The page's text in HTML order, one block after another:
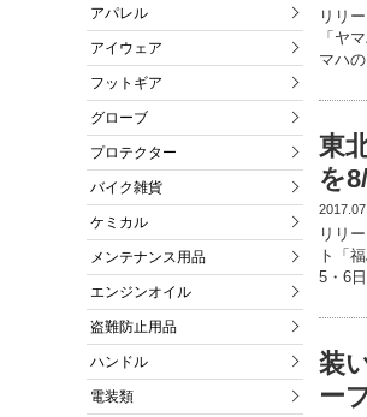
アパレル
アイウェア
フットギア
グローブ
プロテクター
バイク雑貨
ケミカル
メンテナンス用品
エンジンオイル
盗難防止用品
ハンドル
電装類
リリ
「ヤ
マハ
東
を
リリ
ト「
5・6
装
ー